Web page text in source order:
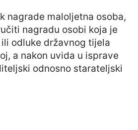
nagrade maloljetna osoba,
nagradu osobi koja je
odluke državnog tijela
a nakon uvida u isprave
odnosno starateljski